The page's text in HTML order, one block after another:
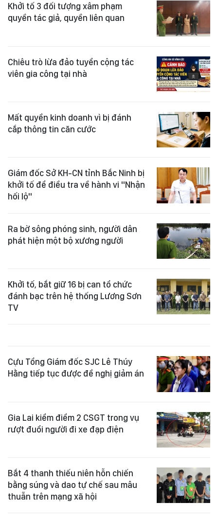
Khởi tố 3 đối tượng xâm phạm
quyền tác giả, quyền liên quan
Chiêu trò lừa đảo tuyển cộng tác
viên gia công tại nhà
Mất quyền kinh doanh vì bị đánh
cắp thông tin căn cước
Giám đốc Sở KH-CN tỉnh Bắc Ninh bị
khởi tố để điều tra về hành vi "Nhận
hối lộ"
Ra bờ sông phóng sinh, người dân
phát hiện một bộ xương người
Khởi tố, bắt giữ 16 bị can tổ chức
đánh bạc trên hệ thống Lương Sơn
TV
Cựu Tổng Giám đốc SJC Lê Thúy
Hằng tiếp tục được đề nghị giảm án
Gia Lai kiểm điểm 2 CSGT trong vụ
rượt đuổi người đi xe đạp điện
Bắt 4 thanh thiếu niên hỗn chiến
bằng súng và dao tự chế sau mâu
thuẫn trên mạng xã hội